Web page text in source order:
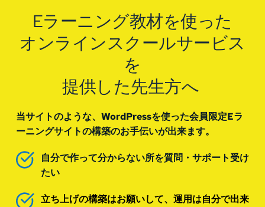
Eラーニング教材を使った
オンラインスクールサービス
を
提供した先生方へ
当サイトのような、WordPressを使った会員限定Eラ
ーニングサイトの構築のお手伝いが出来ます。
自分で作って分からない所を質問・サポート受け
たい
立ち上げの構築はお願いして、運用は自分で出来